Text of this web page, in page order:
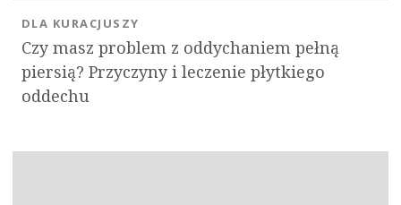
Czy masz problem z oddychaniem pełną
piersią? Przyczyny i leczenie płytkiego
oddechu
DLA KURACJUSZY